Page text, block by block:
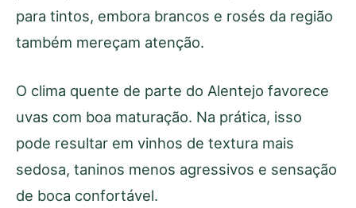
para tintos, embora brancos e rosés da região
também mereçam atenção.
O clima quente de parte do Alentejo favorece
uvas com boa maturação. Na prática, isso
pode resultar em vinhos de textura mais
sedosa, taninos menos agressivos e sensação
de boca confortável.